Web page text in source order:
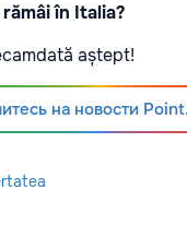
în Italia?
aștept!
на новости